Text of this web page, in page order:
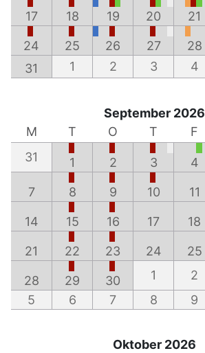
17 18 19 20 21
24 25 26 27 28
31
1 2 3 4
September 2026
M
T O T F
31
1 2 3 4
7 8 9 10 11
14 15 16 17 18
21 22 23 24 25
28 29 30 1 2
5
6 7 8 9
Oktober 2026